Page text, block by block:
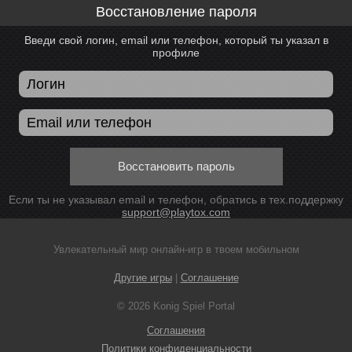
Восстановление пароля
Введи свой логин, email или телефон, который ты указал в
профиле
Восстановить пароль
Если ты не указывал email и телефон, обратись в тех.поддержку
support@playtox.com
Увлекательный мир онлайн-игр в твоем мобильном
Другие игры| Соглашение
© 2026 Konig Spiel Portal
Соглашения
Политики конфиденциальности